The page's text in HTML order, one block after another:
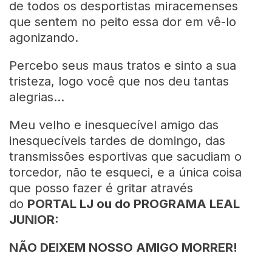
de todos os desportistas miracemenses
que sentem no peito essa dor em vê-lo
agonizando.
Percebo seus maus tratos e sinto a sua
tristeza, logo você que nos deu tantas
alegrias…
Meu velho e inesquecível amigo das
inesquecíveis tardes de domingo, das
transmissões esportivas que sacudiam o
torcedor, não te esqueci, e a única coisa
que posso fazer é gritar através
do PORTAL LJ ou do PROGRAMA LEAL
JUNIOR:
NÃO DEIXEM NOSSO AMIGO MORRER!